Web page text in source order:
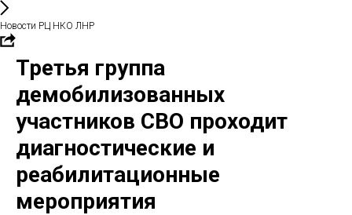
Новости РЦ НКО ЛНР
Третья группа
демобилизованных
участников СВО проходит
диагностические и
реабилитационные
мероприятия